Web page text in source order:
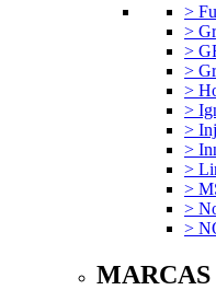
>
>
>
>
>
>
>
>
>
>
>
>
MARCAS